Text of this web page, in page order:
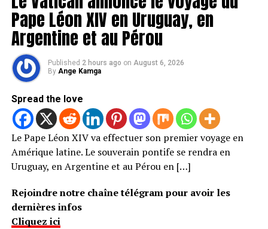
Pape Léon XIV en Uruguay, en
Argentine et au Pérou
Published 2 hours ago on August 6, 2026
By Ange Kamga
Spread the love
Le Pape Léon XIV va effectuer son premier voyage en
Amérique latine. Le souverain pontife se rendra en
Uruguay, en Argentine et au Pérou en […]
Rejoindre notre chaîne télégram pour avoir les
dernières infos
Cliquez ici